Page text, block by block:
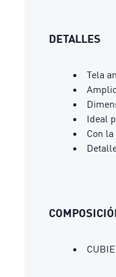
DETALLES
Tela
Ideal
Con